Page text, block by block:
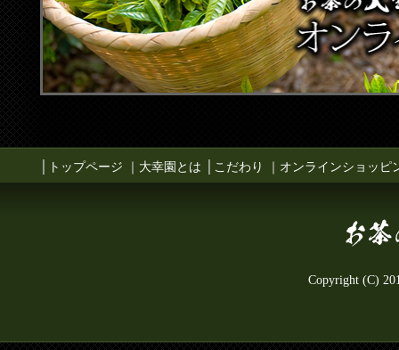
トップページ 大幸園とは こだわり オンラインショッピ
Copyright (C)